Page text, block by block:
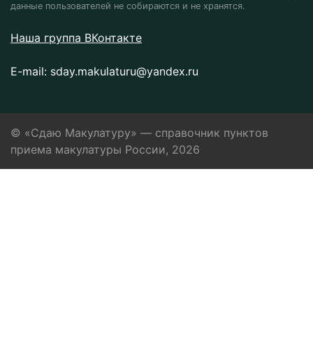
данные пользователей не собираются и не хранятся.
Наша группа ВКонтакте
E-mail: sday.makulaturu@yandex.ru
© «Сдаю Макулатуру» — справочник пунктов
приема макулатуры России, 2026